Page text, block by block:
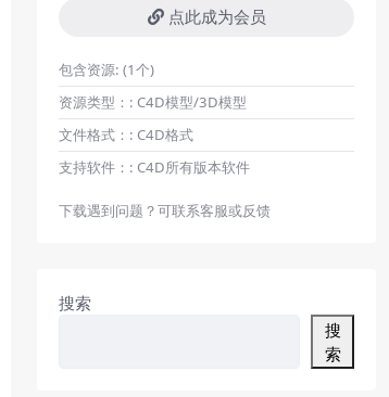
点此成为会员
包含资源: (1个)
资源类型：: C4D模型/3D模型
文件格式：: C4D格式
支持软件：: C4D所有版本软件
下载遇到问题？可联系客服或反馈
搜索
搜
索